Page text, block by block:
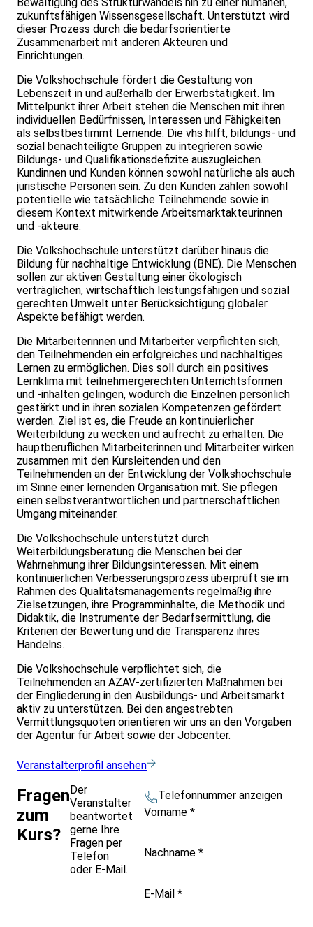
Bewältigung des Strukturwandels hin zu einer humanen,
zukunftsfähigen Wissensgesellschaft. Unterstützt wird
dieser Prozess durch die bedarfsorientierte
Zusammenarbeit mit anderen Akteuren und
Einrichtungen.
Die Volkshochschule fördert die Gestaltung von
Lebenszeit in und außerhalb der Erwerbstätigkeit. Im
Mittelpunkt ihrer Arbeit stehen die Menschen mit ihren
individuellen Bedürfnissen, Interessen und Fähigkeiten
als selbstbestimmt Lernende. Die vhs hilft, bildungs- und
sozial benachteiligte Gruppen zu integrieren sowie
Bildungs- und Qualifikationsdefizite auszugleichen.
Kundinnen und Kunden können sowohl natürliche als auch
juristische Personen sein. Zu den Kunden zählen sowohl
potentielle wie tatsächliche Teilnehmende sowie in
diesem Kontext mitwirkende Arbeitsmarktakteurinnen
und -akteure.
Die Volkshochschule unterstützt darüber hinaus die
Bildung für nachhaltige Entwicklung (BNE). Die Menschen
sollen zur aktiven Gestaltung einer ökologisch
verträglichen, wirtschaftlich leistungsfähigen und sozial
gerechten Umwelt unter Berücksichtigung globaler
Aspekte befähigt werden.
Die Mitarbeiterinnen und Mitarbeiter verpflichten sich,
den Teilnehmenden ein erfolgreiches und nachhaltiges
Lernen zu ermöglichen. Dies soll durch ein positives
Lernklima mit teilnehmergerechten Unterrichtsformen
und -inhalten gelingen, wodurch die Einzelnen persönlich
gestärkt und in ihren sozialen Kompetenzen gefördert
werden. Ziel ist es, die Freude an kontinuierlicher
Weiterbildung zu wecken und aufrecht zu erhalten. Die
hauptberuflichen Mitarbeiterinnen und Mitarbeiter wirken
zusammen mit den Kursleitenden und den
Teilnehmenden an der Entwicklung der Volkshochschule
im Sinne einer lernenden Organisation mit. Sie pflegen
einen selbstverantwortlichen und partnerschaftlichen
Umgang miteinander.
Die Volkshochschule unterstützt durch
Weiterbildungsberatung die Menschen bei der
Wahrnehmung ihrer Bildungsinteressen. Mit einem
kontinuierlichen Verbesserungsprozess überprüft sie im
Rahmen des Qualitätsmanagements regelmäßig ihre
Zielsetzungen, ihre Programminhalte, die Methodik und
Didaktik, die Instrumente der Bedarfsermittlung, die
Kriterien der Bewertung und die Transparenz ihres
Handelns.
Die Volkshochschule verpflichtet sich, die
Teilnehmenden an AZAV-zertifizierten Maßnahmen bei
der Eingliederung in den Ausbildungs- und Arbeitsmarkt
aktiv zu unterstützen. Bei den angestrebten
Vermittlungsquoten orientieren wir uns an den Vorgaben
der Agentur für Arbeit sowie der Jobcenter.
Veranstalterprofil ansehen
Fragen
zum
Kurs?
Der
Veranstalter
beantwortet
gerne Ihre
Fragen per
Telefon
oder E-Mail.
Telefonnummer anzeigen
Vorname *
Nachname *
E-Mail *